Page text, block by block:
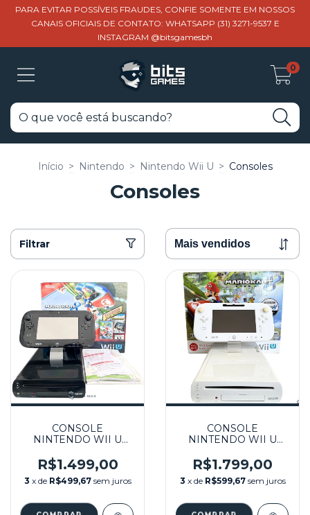
PARA EVITAR POSSÍVEIS FRAUDES, CONFIE SOMENTE EM NOSSOS
CANAIS OFICIAIS DE CONTATO: WHATSAPP (31) 3271-9537 E
INSTAGRAM @bitsgamesbh
0
Início > Nintendo > Nintendo Wii U > Consoles
Consoles
Filtrar
CONSOLE
NINTENDO WII U
MARIO KART 8 32GB
NA CAIXA SEMINOVO
- WII U
R$1.499,00
3 x de R$499,67 sem juros
CONSOLE
NINTENDO WII U
MARIO KART 8 32GB
(JPN) NA CAIXA
SEMINOVO - WII U
R$1.799,00
3 x de R$599,67 sem juros